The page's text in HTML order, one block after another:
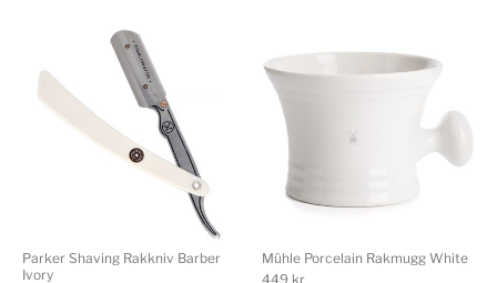
Parker Shaving Rakkniv Barber
Ivory
Mühle Porcelain Rakmugg White
449 kr